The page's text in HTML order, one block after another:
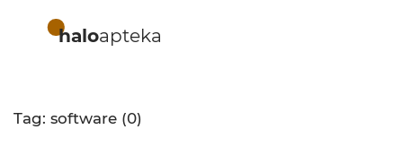
haloapteka
Tag: software (0)